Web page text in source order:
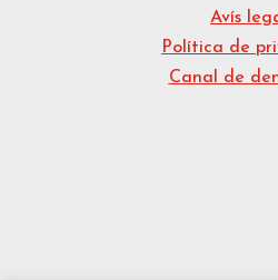
Avís
Política de
Canal de